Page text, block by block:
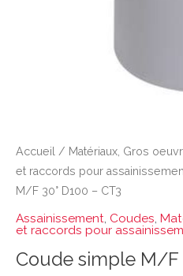
Accueil / Matériaux, Gros
et raccords pour
M/F 30° D100 – CT3
Assainissement, Coudes,
et raccords pour
Coude simple M/F